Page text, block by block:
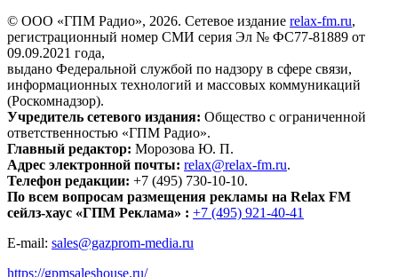
© ООО «ГПМ Радио», 2026. Сетевое издание relax-fm.ru,
регистрационный номер СМИ серия Эл № ФС77-81889 от
09.09.2021 года,
выдано Федеральной службой по надзору в сфере связи,
информационных технологий и массовых коммуникаций
(Роскомнадзор).
Учредитель сетевого издания: Общество с ограниченной
ответственностью «ГПМ Радио».
Главный редактор: Морозова Ю. П.
Адрес электронной почты: relax@relax-fm.ru.
Телефон редакции: +7 (495) 730-10-10.
По всем вопросам размещения рекламы на Relax FM
сейлз-хаус «ГПМ Реклама» : +7 (495) 921-40-41
E-mail: sales@gazprom-media.ru
https://gpmsaleshouse.ru/